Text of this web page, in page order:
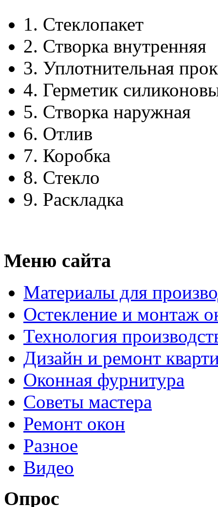
1. Стеклопакет
2. Створка внутренняя
3. Уплотнительная
4. Герметик
5. Створка наружная
6. Отлив
7. Коробка
8. Стекло
9. Раскладка
Меню сайта
Материалы для
Остекление и монтаж
Технология
Дизайн и ремонт
Оконная фурнитура
Советы мастера
Ремонт окон
Разное
Видео
Опрос